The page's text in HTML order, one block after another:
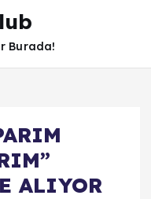
Burada!
ALIYOR